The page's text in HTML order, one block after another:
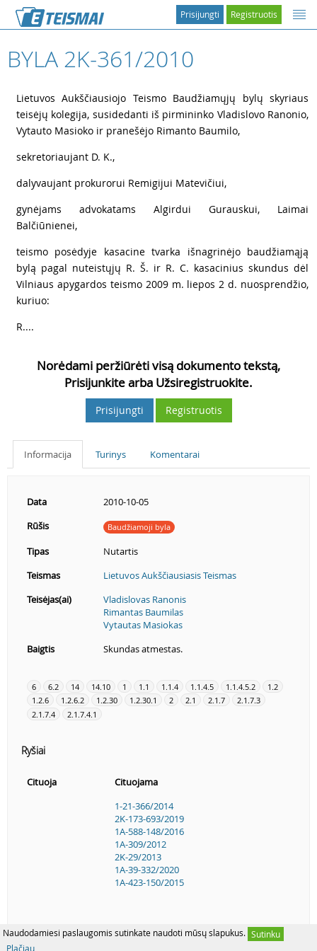
Naudodamiesi paslaugomis sutinkate naudoti mūsų slapukus. Sutinku
Plačiau
Registruotis
Prisijungti
BYLA 2K-361/2010
Lietuvos Aukščiausiojo Teismo Baudžiamųjų bylų skyriaus
teisėjų kolegija, susidedanti iš pirmininko Vladislovo Ranonio,
Vytauto Masioko ir pranešėjo Rimanto Baumilo,
sekretoriaujant D. K.,
dalyvaujant prokurorui Remigijui Matevičiui,
gynėjams advokatams Algirdui Gurauskui, Laimai
Balčiūnienei,
teismo posėdyje kasacine tvarka išnagrinėjo baudžiamąją
bylą pagal nuteistųjų R. Š. ir R. C. kasacinius skundus dėl
Vilniaus apygardos teismo 2009 m. liepos 2 d. nuosprendžio,
kuriuo:
R....
Norėdami peržiūrėti visą dokumento tekstą,
Prisijunkite arba Užsiregistruokite.
Prisijungti Registruotis
Informacija Turinys Komentarai
Data
2010-10-05
Rūšis
Baudžiamoji byla
Tipas
Nutartis
Teismas
Lietuvos Aukščiausiasis Teismas
Teisėjas(ai)
Vladislovas Ranonis
Rimantas Baumilas
Vytautas Masiokas
Baigtis
Skundas atmestas.
6 6.2 14 14.10 1 1.1 1.1.4 1.1.4.5 1.1.4.5.2
1.2
1.2.6
1.2.6.2 1.2.30 1.2.30.1 2 2.1 2.1.7
2.1.7.3
2.1.7.4
2.1.7.4.1
Ryšiai
Cituoja
Cituojama
1-21-366/2014
2K-173-693/2019
1A-588-148/2016
1A-309/2012
2K-29/2013
1A-39-332/2020
1A-423-150/2015